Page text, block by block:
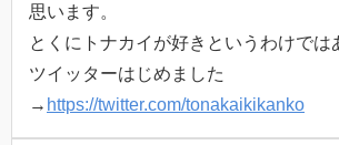
思います。
とくにトナカイが好きというわけでは
ツイッターはじめました
→ https://twitter.com/tonakaikikanko